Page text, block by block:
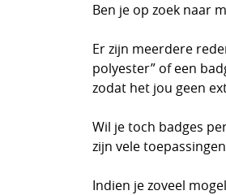
Ben je op zoek naar
Er zijn meerdere
polyester” of een
zodat het jou geen
Wil je toch badges
zijn vele
Indien je zoveel